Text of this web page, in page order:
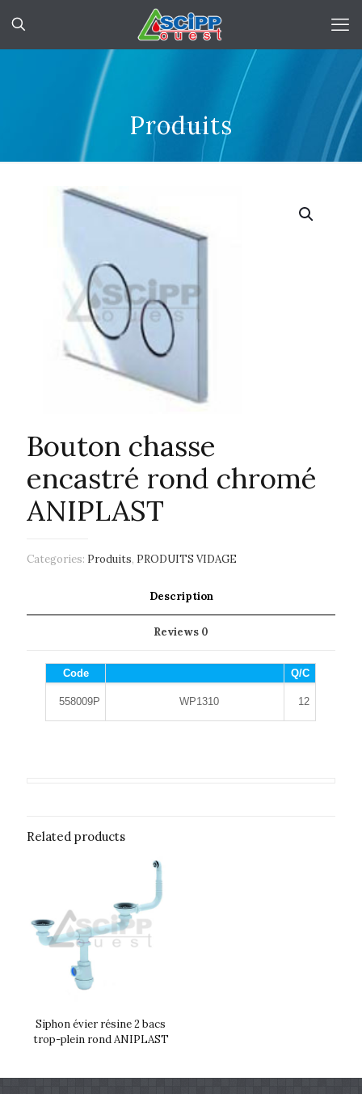
Produits
Bouton chasse
encastré rond chromé
ANIPLAST
Categories: Produits, PRODUITS VIDAGE
Description
Reviews 0
Code Q/C
558009P WP1310 12
Related products
Siphon évier résine 2 bacs
trop-plein rond ANIPLAST